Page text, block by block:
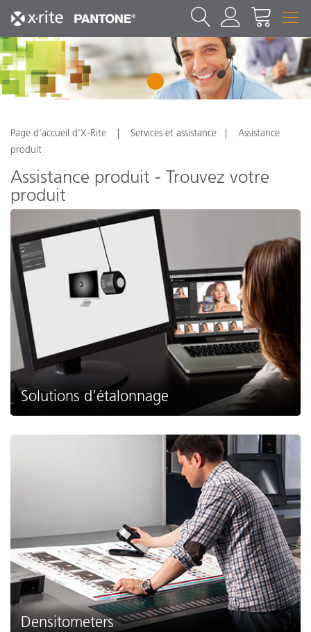
1
Page d’accueil d’X-Rite Services et assistance
Assistance
produit
Assistance produit - Trouvez votre
produit
Solutions d’étalonnage
Densitometers